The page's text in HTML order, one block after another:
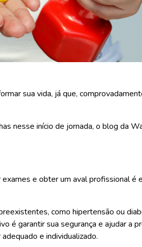
sua vida, já que,
nesse início de jornada, o blog da
e obter um aval profissional é
como hipertensão ou
é garantir sua segurança e ajudar a
e individualizado.